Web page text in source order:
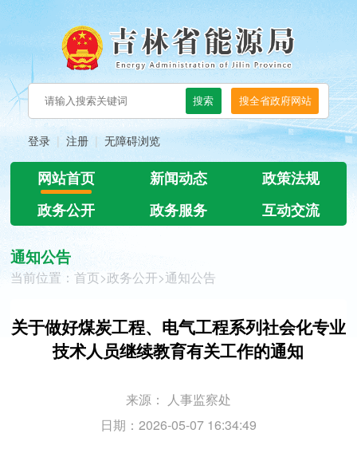
登录 注册 无障碍浏览
网站首页 新闻动态
政策法规
政务公开
政务服务 互动交流
通知公告
当前位置：首页>政务公开>通知公告
关于做好煤炭工程、电气工程系列社会化专业
技术人员继续教育有关工作的通知
来源：
人事监察处
日期：2026-05-07 16:34:49